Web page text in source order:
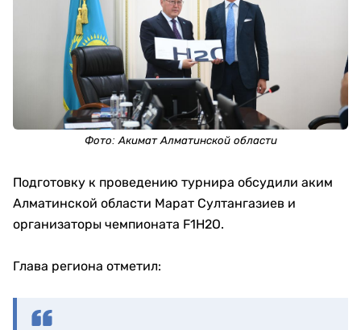
Фото:Акимат Алматинской области
Подготовку к проведению турнира обсудили аким
Алматинской области Марат Султангазиев и
организаторы чемпионата F1H2O.
Глава региона отметил: